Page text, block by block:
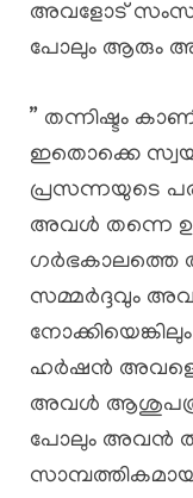
അവളോട്
പോലും ആരും
” തന്നിഷ്ടം
ഇതൊക്കെ
പ്രസന്നയുടെ
അവൾ തന്നെ
ഗർഭകാലത്തെ
സമ്മർദ്ദവും
ഹർഷൻ അവളെ
അവൾ
പോലും അവൻ